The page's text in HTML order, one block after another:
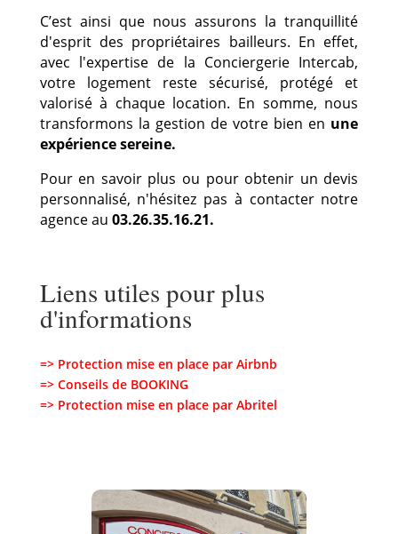
C’est ainsi quenous assurons la tranquillité
d'esprit des propriétaires bailleurs. En effet,
avec l'expertise de la Conciergerie Intercab,
votre logement reste sécurisé, protégé et
valorisé à chaque location. En somme, nous
transformons la gestion de votre bien en une
expérience sereine.
Pour en savoir plus ou pour obtenir un devis
personnalisé, n'hésitez pas à contacter notre
agence au 03.26.35.16.21.
Liens utiles pour plus
d'informations
=> Protection mise en place par Airbnb
=> Conseils de BOOKING
=> Protection mise en place par Abritel